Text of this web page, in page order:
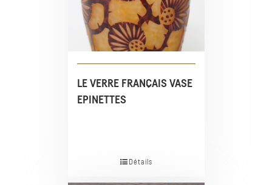
LE VERRE FRANÇAIS VASE
EPINETTES
Détails